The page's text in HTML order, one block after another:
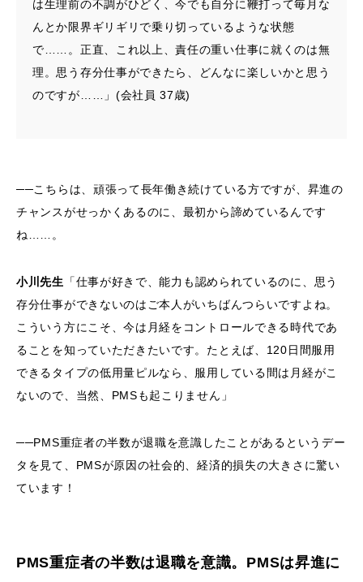
は生理前の不調がひどく、今でも自分に鞭打って毎月な
んとか限界ギリギリで乗り切っているような状態
で……。正直、これ以上、責任の重い仕事に就くのは無
理。思う存分仕事ができたら、どんなに楽しいかと思う
のですが……」(会社員 37歳)
──こちらは、頑張って長年働き続けている方ですが、昇進の
チャンスがせっかくあるのに、最初から諦めているんです
ね……。
小川先生
「仕事が好きで、能力も認められているのに、思う
存分仕事ができないのはご本人がいちばんつらいですよね。
こういう方にこそ、今は月経をコントロールできる時代であ
ることを知っていただきたいです。たとえば、120日間服用
できるタイプの低用量ピルなら、服用している間は月経がこ
ないので、当然、PMSも起こりません」
──PMS重症者の半数が退職を意識したことがあるというデー
タを見て、PMSが原因の社会的、経済的損失の大きさに驚い
ています！
PMS重症者の半数は退職を意識。PMSは昇進に